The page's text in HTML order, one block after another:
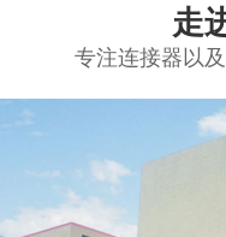
走
专注连接器以